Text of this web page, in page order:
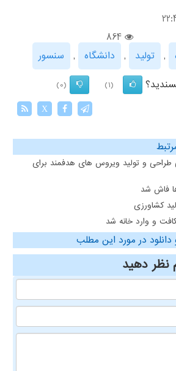
864
, تولید , دانشگاه ,
سنسور
(1)
(0)
X
طراحی و تولید ویروس های هدفمند برای
فاش شد
کشاورزی
و وارد خانه شد
دانلود در مورد این مطلب
نظر دهید